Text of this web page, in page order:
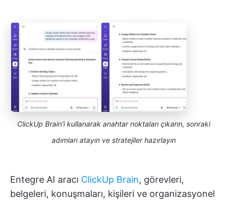
ClickUp Brain'i kullanarak anahtar noktaları çıkarın, sonraki
adımları atayın ve stratejiler hazırlayın
Entegre AI aracı ClickUp Brain, görevleri,
belgeleri, konuşmaları, kişileri ve organizasyonel